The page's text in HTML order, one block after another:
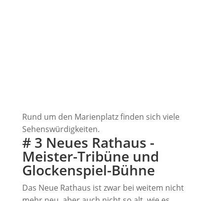
Rund um den Marienplatz finden sich viele
Sehenswürdigkeiten.
# 3 Neues Rathaus -
Meister-Tribüne und
Glockenspiel-Bühne
Das Neue Rathaus ist zwar bei weitem nicht